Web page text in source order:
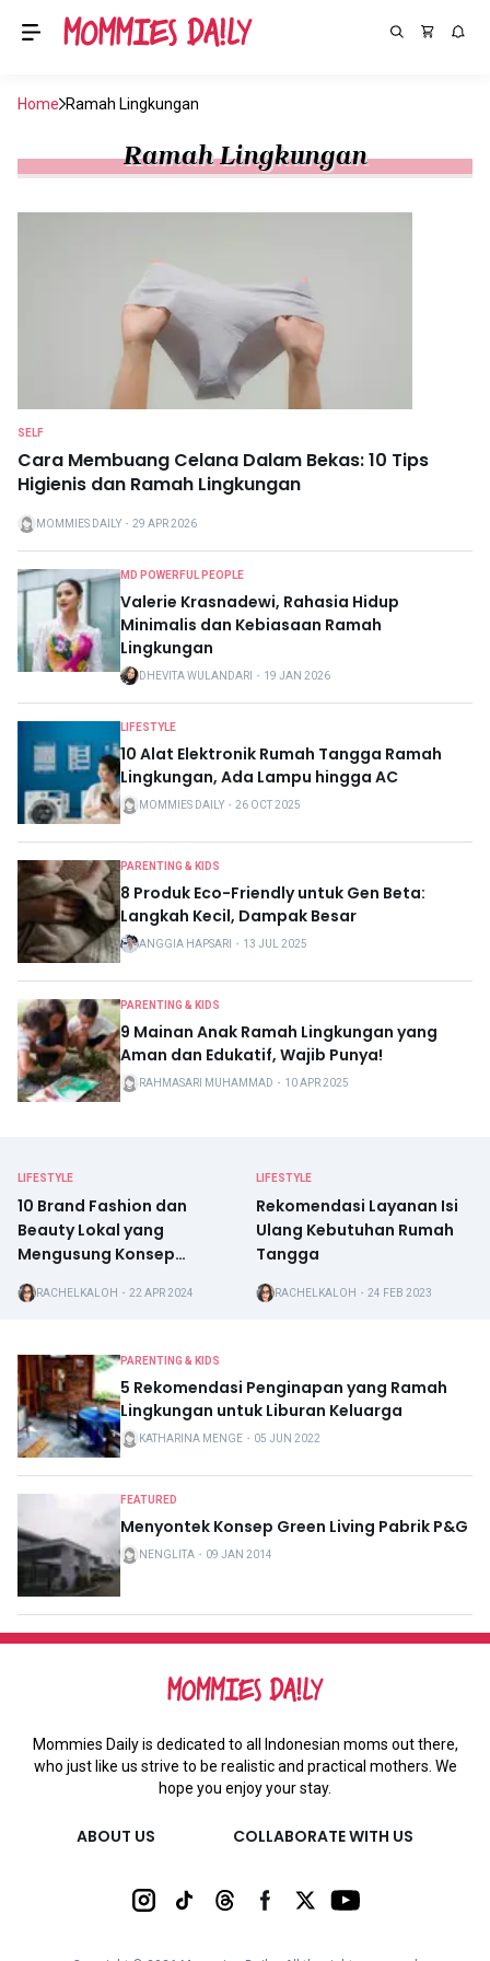
Home Ramah Lingkungan
Ramah Lingkungan
SELF
Cara Membuang Celana Dalam Bekas: 10 Tips
Higienis dan Ramah Lingkungan
MOMMIES DAILY ・ 29 APR 2026
MD POWERFUL PEOPLE
Valerie Krasnadewi, Rahasia Hidup
Minimalis dan Kebiasaan Ramah
Lingkungan
DHEVITA WULANDARI ・ 19 JAN 2026
LIFESTYLE
10 Alat Elektronik Rumah Tangga Ramah
Lingkungan, Ada Lampu hingga AC
MOMMIES DAILY ・ 26 OCT 2025
PARENTING & KIDS
8 Produk Eco-Friendly untuk Gen Beta:
Langkah Kecil, Dampak Besar
ANGGIA HAPSARI ・ 13 JUL 2025
PARENTING & KIDS
9 Mainan Anak Ramah Lingkungan yang
Aman dan Edukatif, Wajib Punya!
RAHMASARI MUHAMMAD ・ 10 APR 2025
LIFESTYLE
10 Brand Fashion dan
Beauty Lokal yang
Mengusung Konsep
Ramah Lingkungan
RACHELKALOH ・ 22 APR 2024
LIFESTYLE
Rekomendasi Layanan Isi
Ulang Kebutuhan Rumah
Tangga
RACHELKALOH ・ 24 FEB 2023
PARENTING & KIDS
5 Rekomendasi Penginapan yang Ramah
Lingkungan untuk Liburan Keluarga
KATHARINA MENGE ・ 05 JUN 2022
FEATURED
Menyontek Konsep Green Living Pabrik P&G
NENGLITA ・ 09 JAN 2014
Mommies Daily is dedicated to all Indonesian moms out there,
who just like us strive to be realistic and practical mothers. We
hope you enjoy your stay.
ABOUT US COLLABORATE WITH US